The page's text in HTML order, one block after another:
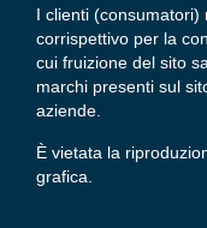
I clienti (consumatori)
corrispettivo per la
cui fruizione del sito
marchi presenti sul
aziende.
È vietata la
grafica.